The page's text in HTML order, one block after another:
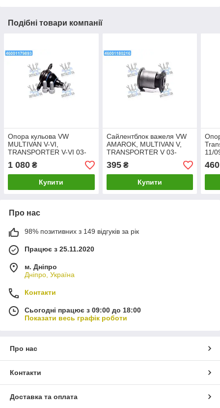
Подібні товари компанії
Опора кульова VW
MULTIVAN V-VI,
TRANSPORTER V-VI 03-
перед. міст низ(Вир-во
MEYLE) 116 010 0012/HD
UA1
1 080 ₴
Купити
Сайлентблок важеля VW
AMAROK, MULTIVAN V,
TRANSPORTER V 03-
перед міст перед (Вир-во
MEYLE) 100 610 0008 UA1
395₴
Купити
11/
460
Про нас
98% позитивних з 149 відгуків за рік
Працює з 25.11.2020
м. Дніпро
Дніпро, Україна
Контакти
Сьогодні працює з 09:00 до 18:00
Показати весь графік роботи
Про нас
Контакти
Доставка та оплата